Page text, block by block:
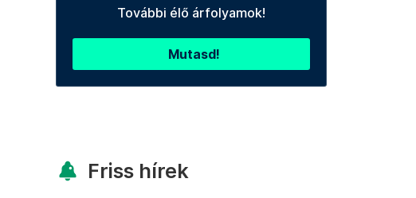
További élő árfolyamok!
Mutasd!
Friss hírek